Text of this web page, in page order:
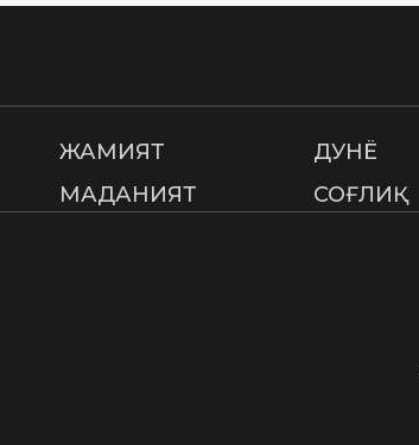
ЖАМИЯТ ДУНË
МАДАНИЯТ СОҒЛИҚ